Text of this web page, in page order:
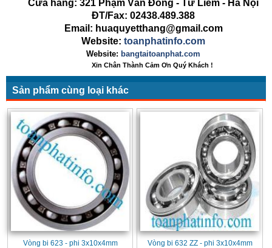
Cửa hàng: 321 Phạm Văn Đồng - Từ Liêm - Hà Nội
ĐT/Fax: 02438.489.388
Email: huaquyetthang@gmail.com
Website: toanphatinfo.com
Website: bangtaitoanphat.com
Xin Chân Thành Cảm Ơn Quý Khách !
Sản phẩm cùng loại khác
Vòng bi 623 - phi 3x10x4mm Vòng bi 632 ZZ - phi 3x10x4mm